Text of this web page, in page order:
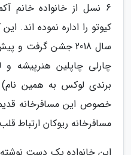
6 نسل از خانواده خانم
سال 2018 جشن گرفت و
چارلی چاپلین هنرپیشه
برندی لوکس به همین نام)
خصوص این مسافرخانه
مسافرخانه ریوکان ارتباط